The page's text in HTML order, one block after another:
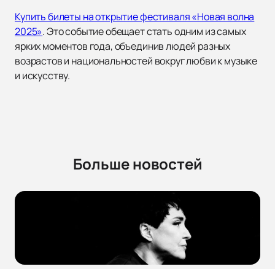
Купить билеты на открытие фестиваля «Новая волна
2025». Это событие обещает стать одним из самых
ярких моментов года, объединив людей разных
возрастов и национальностей вокруг любви к музыке
и искусству.
Больше новостей